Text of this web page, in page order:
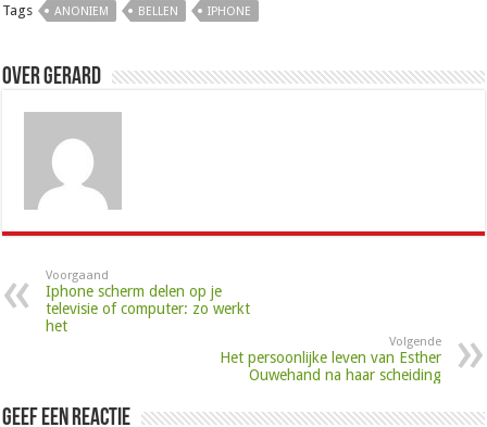
Tags ANONIEM BELLEN IPHONE
Over Gerard
Voorgaand
Iphone scherm delen op je
televisie of computer: zo werkt
het
Volgende
Het persoonlijke leven van Esther
Ouwehand na haar scheiding
Geef een reactie